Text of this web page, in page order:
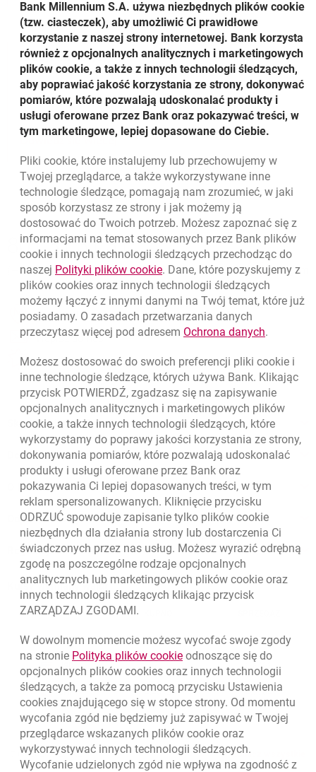
Kredyt inwestycyjny
Realizuj długoterminowe cele związane z planowaną
inwestycją w przedsiębiorstwie.
Dowiedz się więcejKredyt inwestycyjny
Nawigacja dolna
Zadzwoń do nas
801 31 31 31
(+48) 22 598 41 61 Migam
template.externalLink.desc
Znajdź placówkę lub bankomat
template.externalLink.desc
Napisz do nas
template.externalLink.desc
Oceń nas
Skontaktuj się z Doradcą
Dodatkowe produkty i usługi
O banku
Kursy wymiany walut
WALUTA
EUR 4.1346 4.4568
USD 3.5711 3.8493
CHF 4.4312 4.7764
GBP 4.822 5.1978
7.08.2026, 12:53:25 Zobacz wszystkie
Odpowiedzialny biznes
Regulacje zewnętrzne
Bank Millennium S.A. używa niezbędnych plików cookie
(tzw. ciasteczek), aby umożliwić Ci prawidłowe
korzystanie z naszej strony internetowej. Bank korzysta
również z opcjonalnych analitycznych i marketingowych
plików cookie, a także z innych technologii śledzących,
aby poprawiać jakość korzystania ze strony, dokonywać
pomiarów, które pozwalają udoskonalać produkty i
usługi oferowane przez Bank oraz pokazywać treści, w
tym marketingowe, lepiej dopasowane do Ciebie.
Pliki cookie, które instalujemy lub przechowujemy w
Twojej przeglądarce, a także wykorzystywane inne
technologie śledzące, pomagają nam zrozumieć, w jaki
sposób korzystasz ze strony i jak możemy ją
dostosować do Twoich potrzeb. Możesz zapoznać się z
informacjami na temat stosowanych przez Bank plików
cookie i innych technologii śledzących przechodząc do
naszej Polityki plików cookielink otwiera się w nowym oknie
. Dane, które pozyskujemy z
plików cookies oraz innych technologii śledzących
możemy łączyć z innymi danymi na Twój temat, które już
posiadamy. O zasadach przetwarzania danych
przeczytasz więcej pod adresem Ochrona danychlink
.
Możesz dostosować do swoich preferencji pliki cookie i
inne technologie śledzące, których używa Bank. Klikając
przycisk POTWIERDŹ, zgadzasz się na zapisywanie
opcjonalnych analitycznych i marketingowych plików
cookie, a także innych technologii śledzących, które
wykorzystamy do poprawy jakości korzystania ze strony,
dokonywania pomiarów, które pozwalają udoskonalać
produkty i usługi oferowane przez Bank oraz
pokazywania Ci lepiej dopasowanych treści, w tym
reklam spersonalizowanych. Kliknięcie przycisku
ODRZUĆ spowoduje zapisanie tylko plików cookie
niezbędnych dla działania strony lub dostarczenia Ci
świadczonych przez nas usług. Możesz wyrazić odrębną
zgodę na poszczególne rodzaje opcjonalnych
analitycznych lub marketingowych plików cookie oraz
innych technologii śledzących klikając przycisk
ZARZĄDZAJ ZGODAMI.
W dowolnym momencie możesz wycofać swoje zgody
na stronie Polityka plików cookielink otwiera się w nowym
odnoszące się do
opcjonalnych plików cookies oraz innych technologii
śledzących, a także za pomocą przycisku Ustawienia
cookies znajdującego się w stopce strony. Od momentu
wycofania zgód nie będziemy już zapisywać w Twojej
przeglądarce wskazanych plików cookie oraz
wykorzystywać innych technologii śledzących.
Wycofanie udzielonych zgód nie wpływa na zgodność z